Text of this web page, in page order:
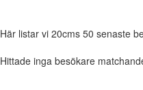
Här listar vi 20cms 50 senaste
Hittade inga besökare